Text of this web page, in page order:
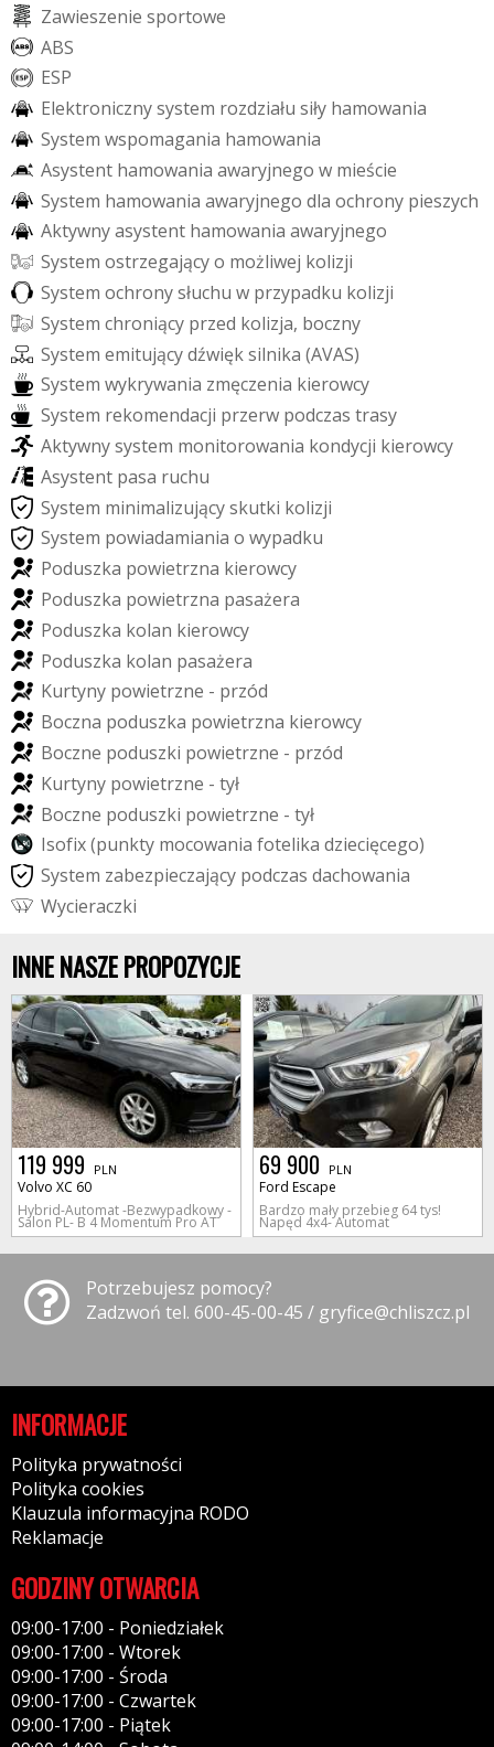
Zawieszenie sportowe
ABS
ESP
Elektronicznysystem rozdziału siły hamowania
System wspomagania hamowania
Asystent hamowania awaryjnego w mieście
System hamowania awaryjnego dla ochrony pieszych
Aktywnyasystent hamowania awaryjnego
System ostrzegającyo możliwej kolizji
System ochronysłuchu w przypadku kolizji
System chroniący przed kolizja, boczny
System emitującydźwięksilnika (AVAS)
System wykrywania zmęczenia kierowcy
System rekomendacji przerw podczas trasy
Aktywnysystem monitorowania kondycji kierowcy
Asystent pasa ruchu
System minimalizującyskutki kolizji
System powiadamiania o wypadku
Poduszka powietrzna kierowcy
Poduszka powietrzna pasażera
Poduszka kolan kierowcy
Poduszka kolan pasażera
Kurtyny powietrzne - przód
Boczna poduszka powietrzna kierowcy
Boczne poduszki powietrzne - przód
Kurtyny powietrzne - tył
Boczne poduszki powietrzne - tył
Isofix(punkty mocowania fotelika dziecięcego)
System zabezpieczający podczas dachowania
Wycieraczki
INNE NASZE PROPOZYCJE
119 999 PLN
Volvo XC 60
Hybrid-Automat -Bezwypadkowy -
Salon PL- B 4 Momentum Pro AT
69 900 PLN
Ford Escape
Bardzo mały przebieg 64 tys!
Napęd 4x4- Automat
Potrzebujesz pomocy?
Zadzwoń tel. 600-45-00-45 / gryfice@chliszcz.pl
INFORMACJE
Polityka prywatności
Polityka cookies
Klauzula informacyjna RODO
Reklamacje
GODZINY OTWARCIA
09:00-17:00 - Poniedziałek
09:00-17:00 - Wtorek
09:00-17:00 - Środa
09:00-17:00 - Czwartek
09:00-17:00 - Piątek